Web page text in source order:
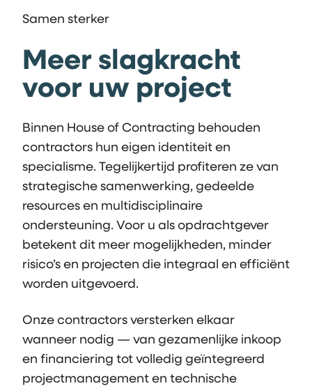
Samen sterker
Meer slagkracht
voor uw project
Binnen House of Contracting behouden
contractors hun eigen identiteit en
specialisme. Tegelijkertijd profiteren ze van
strategische samenwerking, gedeelde
resources en multidisciplinaire
ondersteuning. Voor u als opdrachtgever
betekent dit meer mogelijkheden, minder
risico’s en projecten die integraal en efficiënt
worden uitgevoerd.
Onze contractors versterken elkaar
wanneer nodig — van gezamenlijke inkoop
en financiering tot volledig geïntegreerd
projectmanagement en technische